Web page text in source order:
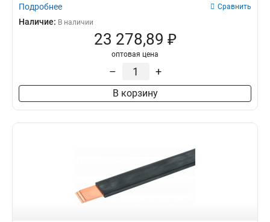
Подробнее Сравнить
Наличие: В наличии
23 278,89 ₽
оптовая цена
– +
В корзину